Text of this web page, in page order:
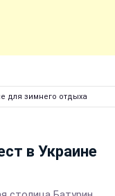
для зимнего отдыха
в Украине